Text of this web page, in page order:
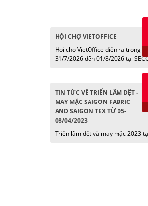
HỘI CHỢ VIETOFFICE
Hoi cho VietOffice diễn ra trong
31/7/2026 đến 01/8/2026 tại
TIN TỨC VỀ TRIỂN LÃM DỆT -
MAY MẶC SAIGON FABRIC
AND SAIGON TEX TỪ 05-
08/04/2023
Triển lãm dệt và may mặc 2023